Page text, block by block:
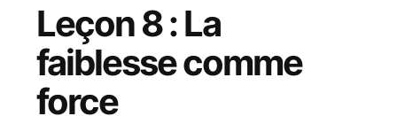
Leçon 8 : La
faiblesse comme
force